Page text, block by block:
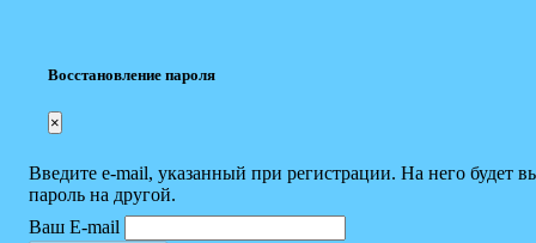
Восстановление пароля
×
Введите e-mail, указанный при регистрации. На него будет
пароль на другой.
Ваш E-mail